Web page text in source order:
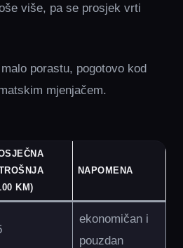
više, pa se prosjek vrti
porastu, pogotovo kod
mjenjačem.
KM)
NAPOMENA
ekonomičan i
pouzdan